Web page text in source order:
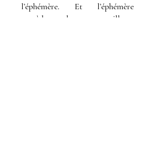
l’éphémère. Et l’éphémère
possède un charme merveilleux,